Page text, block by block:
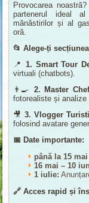
Provocarea
partenerul ideal
mănăstirilor și al
oră.
📂 Alege-ți
📍 1. Smart Tour
virtuali (chatbots).
👨‍🍳2. Master
fotorealiste și analize
🎥3. Vlogger
folosind avatare
📅 Date importante:
până la 15 mai
16 mai – 10
1 iulie:
🔗 Acces rapid și